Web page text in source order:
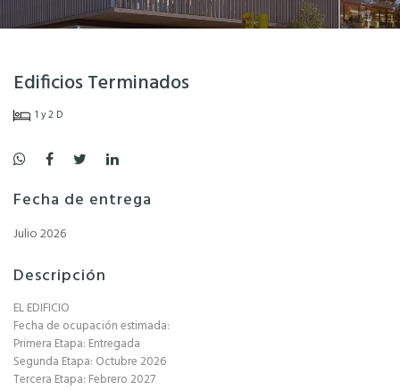
Edificios Terminados
1 y 2 D
Fecha de entrega
Julio 2026
Descripción
EL EDIFICIO
Fecha de ocupación estimada:
Primera Etapa: Entregada
Segunda Etapa: Octubre 2026
Tercera Etapa: Febrero 2027